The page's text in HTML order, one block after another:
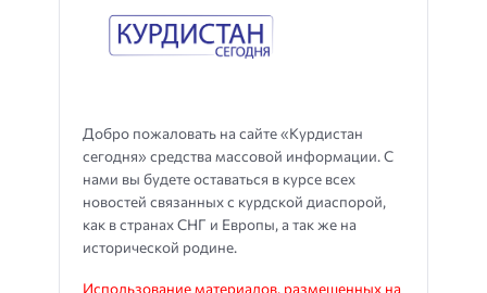
Добро пожаловать на сайте «Курдистан
сегодня» средства массовой информации. С
нами вы будете оставаться в курсе всех
новостей связанных с курдской диаспорой,
как в странах СНГ и Европы, а так же на
исторической родине.
Использование материалов, размещенных на